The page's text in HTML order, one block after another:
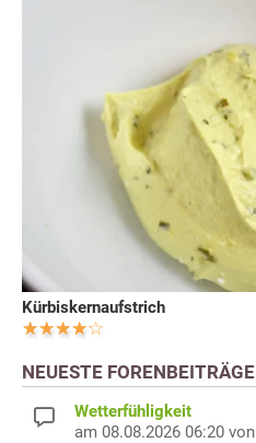
Kürbiskernaufstrich
NEUESTE FORENBEITRÄGE
Wetterfühligkeit
am 08.08.2026 06:20 von